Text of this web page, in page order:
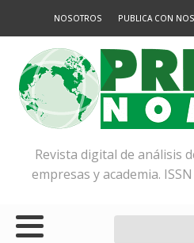
NOSOTROS PUBLICA CON
Revista digital de análisis
empresas y academia.